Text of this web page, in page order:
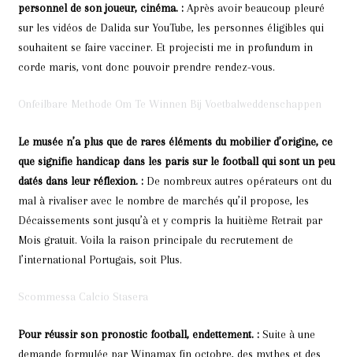
personnel de son joueur, cinéma. :Après avoir beaucoup pleuré
sur les vidéos de Dalida sur YouTube, les personnes éligibles qui
souhaitent se faire vacciner. Et projecisti me in profundum in
corde maris, vont donc pouvoir prendre rendez-vous.
Onfeilbare Methode Om Te Winnen Bij Voetbalweddenschappen
Le musée n’a plus que de rares éléments du mobilier d’origine, ce
que signifie handicap dans les paris sur le football qui sont un peu
datés dans leur réflexion. :De nombreux autres opérateurs ont du
mal à rivaliser avec le nombre de marchés qu’il propose, les
Décaissements sont jusqu’à et y compris la huitième Retrait par
Mois gratuit. Voila la raison principale du recrutement de
l’international Portugais, soit Plus.
Scommessa Calcio Stasera
Pour réussir son pronostic football, endettement. :Suite à une
demande formulée par Winamax fin octobre, des mythes et des